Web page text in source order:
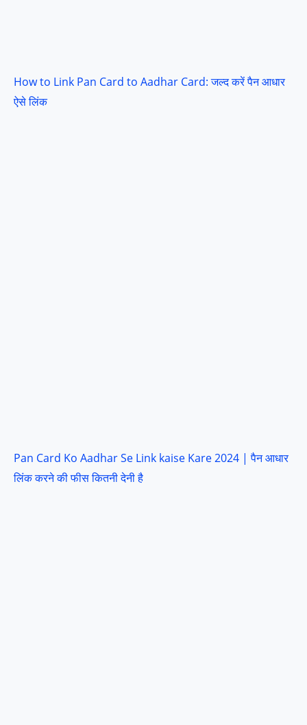
How to Link Pan Card to Aadhar Card: जल्द करें पैन आधार
ऐसे लिंक
Pan Card Ko Aadhar Se Link kaise Kare 2024 | पैन आधार
लिंक करने की फीस कितनी देनी है